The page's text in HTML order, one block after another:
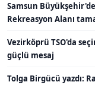
Samsun
Rekreasyon Alanı
Vezirköprü TSO'da
güçlü mesaj
Tolga Birgücü yazdı: